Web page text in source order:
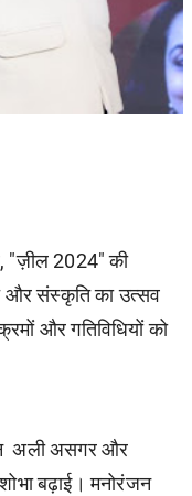
"ज़ील 2024" की
और संस्कृति का उत्सव
और गतिविधियों को
अली असगर और
बढ़ाई। मनोरंजन